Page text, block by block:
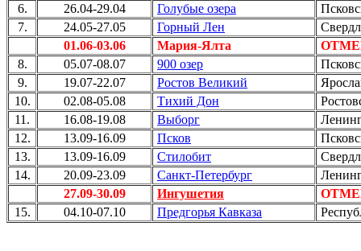
6.
26.04-29.04 Голубые озера
7.
24.05-27.05 Горный Лен
01.06-03.06
Мария-Ялта
8.
05.07-08.07 900 озер
9.
19.07-22.07 Ростов Великий
10.
02.08-05.08 Тихий Дон
11.
16.08-19.08 Выборг
12.
13.09-16.09 Псков
13.
13.09-16.09 Стилобит
14.
20.09-23.09 Санкт-Петербург
27.09-30.09
Ингушетия
15.
04.10-07.10 Предгорья Кавказа